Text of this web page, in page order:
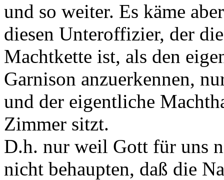
und so weiter. Es käme
diesen Unteroffizier, der
Machtkette ist, als den
Garnison anzuerkennen,
und der eigentliche
Zimmer sitzt.
D.h. nur weil Gott für uns
nicht behaupten, daß die